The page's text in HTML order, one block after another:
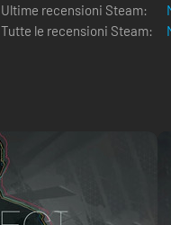
Ultime recensioni Steam:
Tutte le recensioni Steam: